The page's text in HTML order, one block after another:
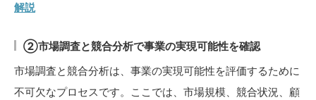
解説
②市場調査と競合分析で事業の実現可能性を確認
市場調査と競合分析は、事業の実現可能性を評価するために
不可欠なプロセスです。ここでは、市場規模、競合状況、顧